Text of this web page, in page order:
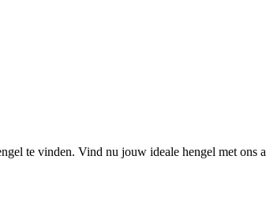
te vinden. Vind nu jouw ideale hengel met ons